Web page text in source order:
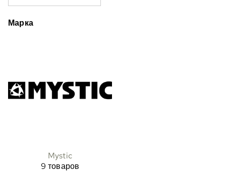
Марка
Mystic
9 товаров